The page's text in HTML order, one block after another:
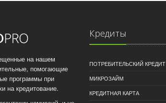
на нашем
помогающие
программы при
на кредитование.
Кредиты
ПОТРЕБИТЕЛЬСКИЙ КРЕДИТ
МИКРОЗАЙМ
КРЕДИТНАЯ КАРТА